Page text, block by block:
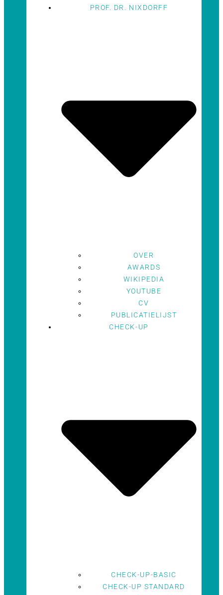
PROF. DR. NIXDORFF
OVER
AWARDS
WIKIPEDIA
YOUTUBE
CV
PUBLICATIELIJST
CHECK-UP
CHECK-UP-BASIC
CHECK-UP STANDARD